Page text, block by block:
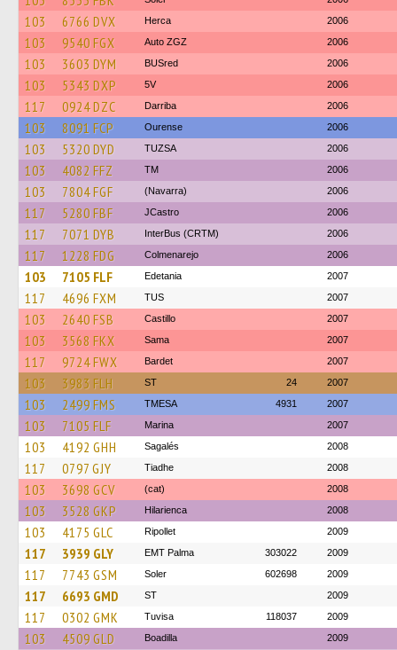
103 6766 DVX Herca 2006
103 9540 FGX Auto ZGZ 2006
103 3603 DYM BUSred 2006
103 5343 DXP 5V 2006
117 0924 DZC Darriba 2006
103 8091 FCP Ourense 2006
103 5320 DYD TUZSA 2006
103 4082 FFZ TM 2006
103 7804 FGF (Navarra) 2006
117 5280 FBF JCastro 2006
117 7071 DYB InterBus (CRTM) 2006
117 1228 FDG Colmenarejo 2006
103 7105 FLF Edetania 2007
117 4696 FXM TUS 2007
103 2640 FSB Castillo 2007
103 3568 FKX Sama 2007
117 9724 FWX Bardet 2007
103 3983 FLH ST 24 2007
103 2499 FMS TMESA 4931 2007
103 7105 FLF Marina 2007
103 4192 GHH Sagalés 2008
117 0797 GJY Tiadhe 2008
103 3698 GCV (cat) 2008
103 3528 GKP Hilarienca 2008
103 4175 GLC Ripollet 2009
117 3939 GLY EMT Palma 303022 2009
117 7743 GSM Soler 602698 2009
117 6693 GMD ST 2009
117 0302 GMK Tuvisa 118037 2009
103 4509 GLD Boadilla 2009